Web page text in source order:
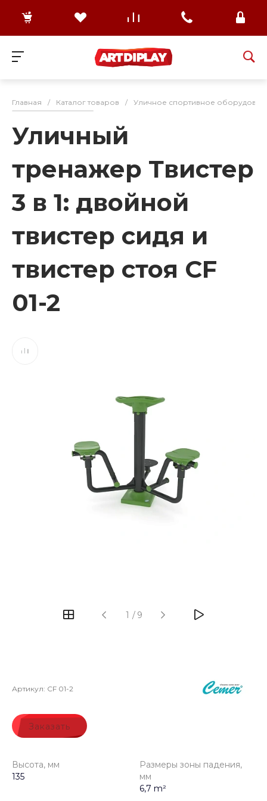
Главная / Каталог товаров / Уличное спортивное
Уличный
тренажер Твистер
3 в 1: двойной
твистер сидя и
твистер стоя CF
01-2
1 / 9
Артикул: CF 01-2
Заказать
Высота, мм
135
Размеры зоны падения,
мм
6,7 m²